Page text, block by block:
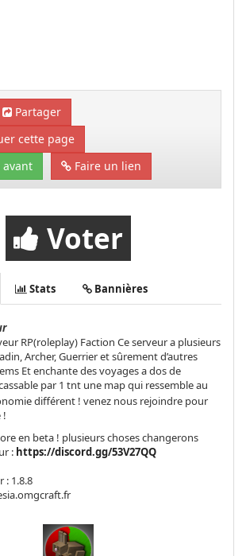
Partager
cette page
Faire un lien
Voter
Stats Bannières
RP(roleplay) Faction Ce serveur a plusieurs
Archer, Guerrier et sûrement d’autres
Et enchante des voyages a dos de
par 1 tnt une map qui ressemble au
différent ! venez nous rejoindre pour
!
en beta ! plusieurs choses changerons
: https://discord.gg/53V27QQ
: 1.8.8